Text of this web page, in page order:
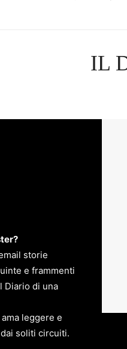
IL
storie
e frammenti
Diario di una
leggere e
soliti circuiti.